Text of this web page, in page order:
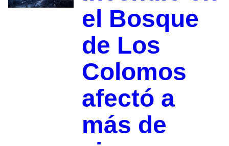
el Bosque
de Los
Colomos
afectó a
más de